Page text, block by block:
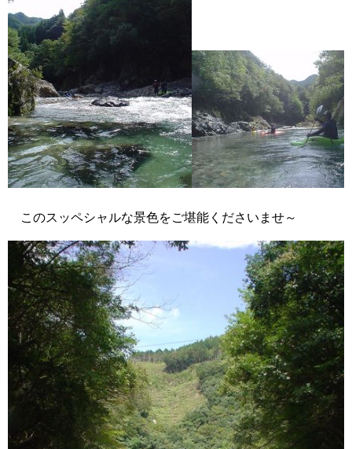
このスッペシャルな景色をご堪能くださいませ～